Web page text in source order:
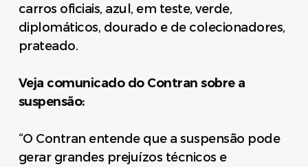
carros oficiais, azul, em teste, verde,
diplomáticos, dourado e de colecionadores,
prateado.
Veja comunicado do Contran sobre a
suspensão:
“O Contran entende que a suspensão pode
gerar grandes prejuízos técnicos e